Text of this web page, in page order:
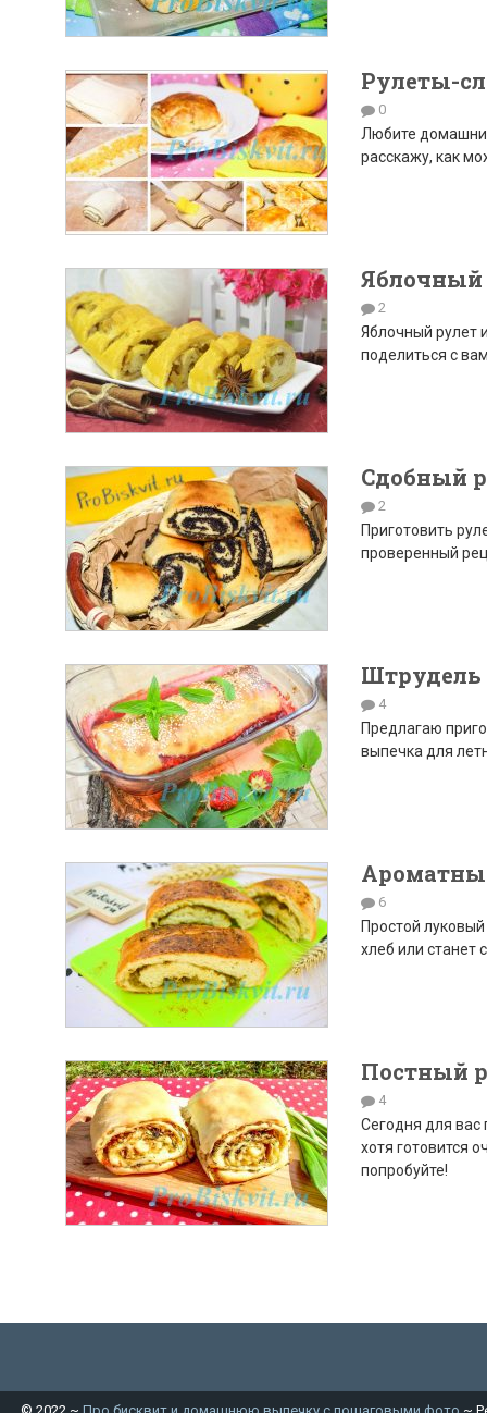
Рулеты-
0
Любите
расскажу, как
Яблочный
2
Яблочный рулет
поделиться с
Сдобный
2
Приготовить
проверенный
Штрудель
4
Предлагаю
выпечка для
6
Простой
хлеб или станет
Постный
4
Сегодня для вас
хотя готовится
попробуйте!
© 2022 ~ Про бисквит и домашнюю выпечку с пошаговыми фото ~